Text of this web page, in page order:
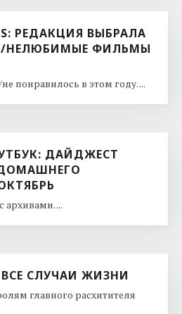
РЕДАКЦИЯ ВЫБРАЛА
НЕЛЮБИМЫЕ ФИЛЬМЫ
понравилось в этом году. ...
ДАЙДЖЕСТ
архивами. ...
СЛУЧАИ ЖИЗНИ
главного расхитителя